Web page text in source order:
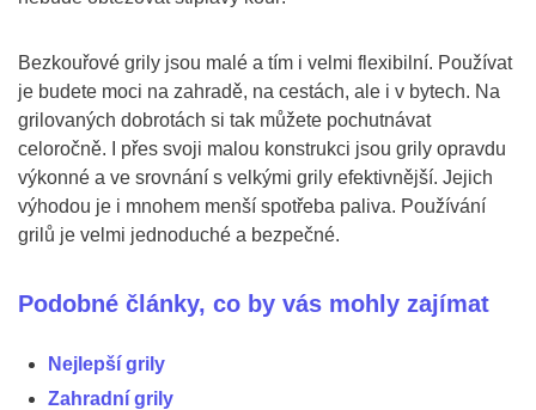
Bezkouřové grily jsou malé a tím i velmi flexibilní. Používat
je budete moci na zahradě, na cestách, ale i v bytech. Na
grilovaných dobrotách si tak můžete pochutnávat
celoročně. I přes svoji malou konstrukci jsou grily opravdu
výkonné a ve srovnání s velkými grily efektivnější. Jejich
výhodou je i mnohem menší spotřeba paliva. Používání
grilů je velmi jednoduché a bezpečné.
Podobné články, co by vás mohly zajímat
Nejlepší grily
Zahradní grily